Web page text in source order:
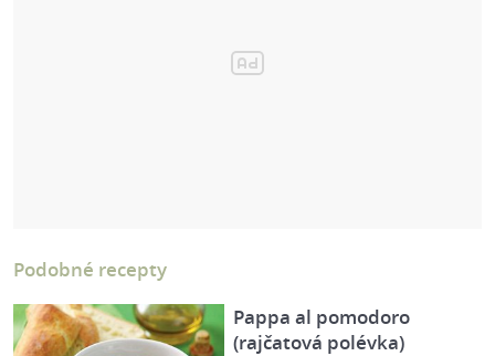
Podobné recepty
Pappa al pomodoro
(rajčatová polévka)